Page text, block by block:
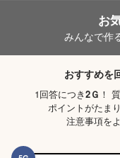
お
みんなで作
おすすめを
1回答につき2Ｇ ！
ポイントがたま
注意事項を